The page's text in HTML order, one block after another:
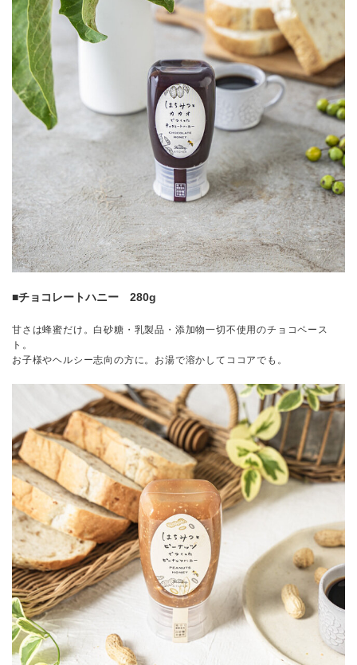
■チョコレートハニー 280g
甘さは蜂蜜だけ。白砂糖・乳製品・添加物一切不使用のチョコペース
ト。
お子様やヘルシー志向の方に。お湯で溶かしてココアでも。